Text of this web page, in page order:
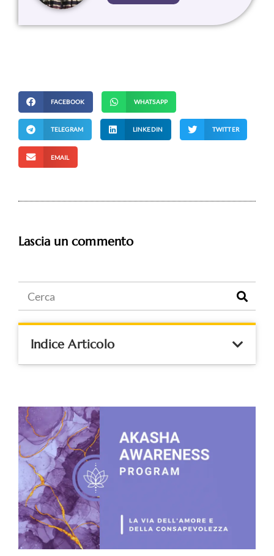
FACEBOOK WHATSAPP
TELEGRAM LINKEDIN TWITTER
EMAIL
Lascia un commento
Indice Articolo